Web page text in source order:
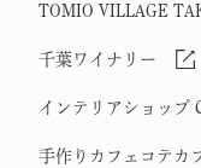
TOMIO VILLAGE
千葉ワイナリー
インテリアショップ
手作りカフェコテカ